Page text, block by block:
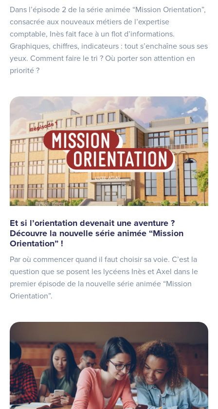
Dans l’épisode 2 de la série animée “Mission Orientation”,
consacrée aux nouveaux métiers de l’expertise
comptable, Inès fait face à un flot d’informations.
Graphiques, chiffres, indicateurs : tout s’enchaîne sous ses
yeux. Comment faire le tri ? Où porter son attention en
priorité ?
Et si l’orientation devenait une aventure ?
Découvre la nouvelle série animée “Mission
Orientation” !
Par où commencer quand il faut choisir sa voie. C’est la
question que se posent les lycéens Inès et Axel dans le
premier épisode de la nouvelle série animée “Mission
Orientation”.